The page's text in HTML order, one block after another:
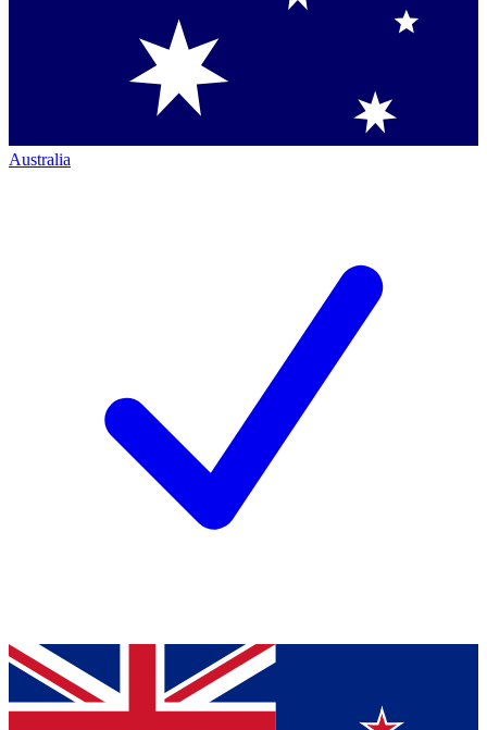
Australia